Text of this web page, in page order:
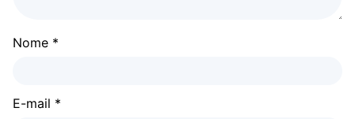
Nome *
E-mail *